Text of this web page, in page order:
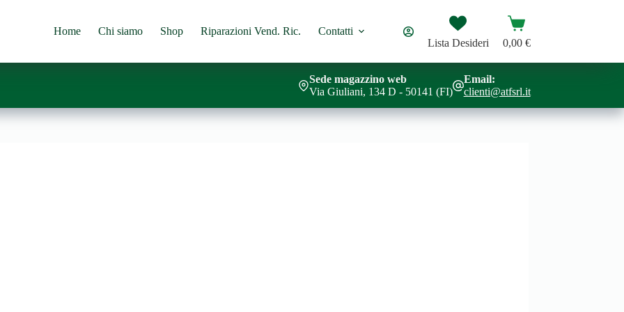
Home Chi siamo Shop Riparazioni Vend. Ric.
Contatti
Lista Desideri
Carrello
0,00 €
Sede magazzino web
Via Giuliani, 134 D - 50141 (FI)
Email:
clienti@atfsrl.it